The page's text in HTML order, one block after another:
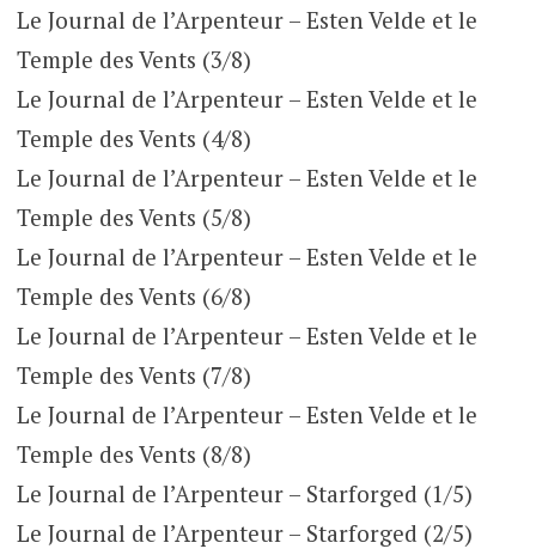
Le Journal de l’Arpenteur – Esten Velde et le
Temple des Vents (3/8)
Le Journal de l’Arpenteur – Esten Velde et le
Temple des Vents (4/8)
Le Journal de l’Arpenteur – Esten Velde et le
Temple des Vents (5/8)
Le Journal de l’Arpenteur – Esten Velde et le
Temple des Vents (6/8)
Le Journal de l’Arpenteur – Esten Velde et le
Temple des Vents (7/8)
Le Journal de l’Arpenteur – Esten Velde et le
Temple des Vents (8/8)
Le Journal de l’Arpenteur – Starforged (1/5)
Le Journal de l’Arpenteur – Starforged (2/5)